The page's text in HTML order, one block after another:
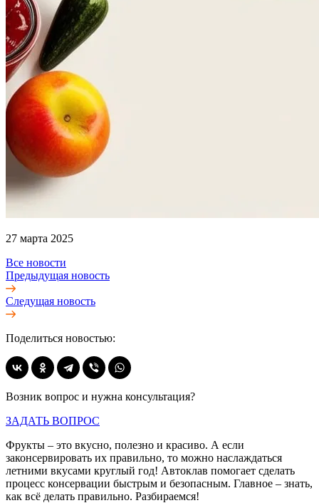
27 марта 2025
Все новости
Предыдущая новость
Следущая новость
Поделиться новостью:
Возник вопрос и нужна консультация?
ЗАДАТЬ ВОПРОС
Фрукты – это вкусно, полезно и красиво. А если
законсервировать их правильно, то можно наслаждаться
летними вкусами круглый год! Автоклав помогает сделать
процесс консервации быстрым и безопасным. Главное – знать,
как всё делать правильно. Разбираемся!